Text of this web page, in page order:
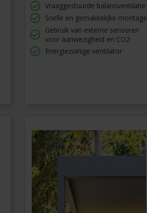
Vraaggestuurde balansventilatie
Snelle en gemakkelijke montage
Gebruik van externe sensoren
voor aanwezigheid en CO2
Energiezuinige ventilator